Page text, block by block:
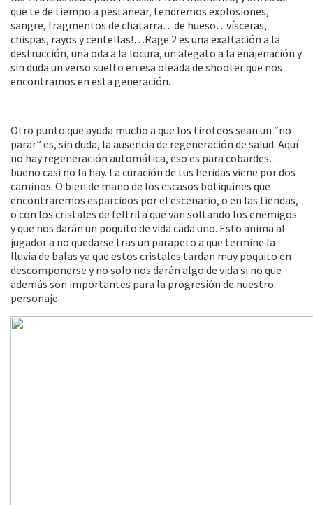
que te de tiempo a pestañear, tendremos explosiones,
sangre, fragmentos de chatarra…de hueso…vísceras,
chispas, rayos y centellas!…Rage 2 es una exaltación a la
destrucción, una oda a la locura, un alegato a la enajenación y
sin duda un verso suelto en esa oleada de shooter que nos
encontramos en esta generación.
Otro punto que ayuda mucho a que los tiroteos sean un “no
parar” es, sin duda, la ausencia de regeneración de salud. Aquí
no hay regeneración automática, eso es para cobardes…
bueno casi no la hay. La curación de tus heridas viene por dos
caminos. O bien de mano de los escasos botiquines que
encontraremos esparcidos por el escenario, o en las tiendas,
o con los cristales de feltrita que van soltando los enemigos
y que nos darán un poquito de vida cada uno. Esto anima al
jugador a no quedarse tras un parapeto a que termine la
lluvia de balas ya que estos cristales tardan muy poquito en
descomponerse y no solo nos darán algo de vida si no que
además son importantes para la progresión de nuestro
personaje.